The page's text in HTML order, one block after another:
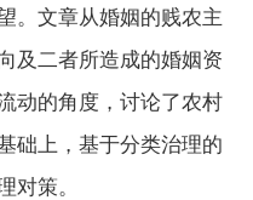
。文章从婚姻的贱农主
及二者所造成的婚姻资
动的角度，讨论了农村
础上，基于分类治理的
对策。